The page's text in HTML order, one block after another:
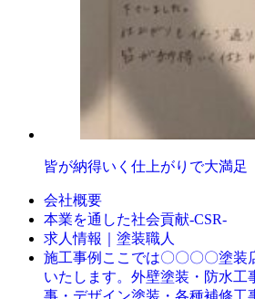
皆が納得いく仕上がりで大満足
会社概要
本業を通した社会貢献-CSR-
求人情報｜塗装職人
施工事例 ここでは〇〇〇〇塗装
いたします。外壁塗装・防水工